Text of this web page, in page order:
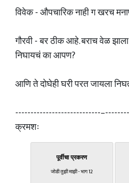
विवेक - औपचारिक नाही ग खरच
गौरवी - बर ठीक आहे. बराच वेळ
निघायचं का आपण?
आणि ते दोघेही घरी परत जायला
----------------------------
क्रमशः
पूर्वीचा प्रकरण
जोडी तुझी माझी - भाग 12